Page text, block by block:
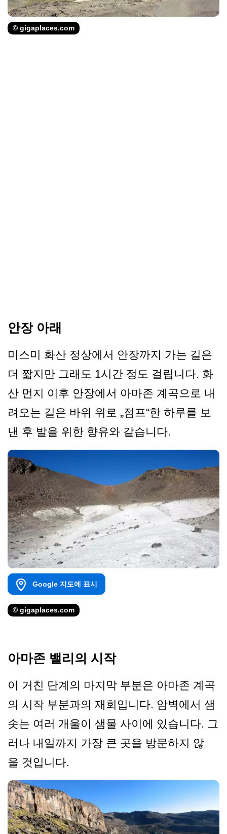
© gigaplaces.com
안장 아래
미스미 화산 정상에서 안장까지 가는 길은
더 짧지만 그래도 1시간 정도 걸립니다. 화
산 먼지 이후 안장에서 아마존 계곡으로 내
려오는 길은 바위 위로 „점프“한 하루를 보
낸 후 발을 위한 향유와 같습니다.
Google 지도에 표시
© gigaplaces.com
아마존 밸리의 시작
이 거친 단계의 마지막 부분은 아마존 계곡
의 시작 부분과의 재회입니다. 암벽에서 샘
솟는 여러 개울이 샘물 사이에 있습니다. 그
러나 내일까지 가장 큰 곳을 방문하지 않
을 것입니다.